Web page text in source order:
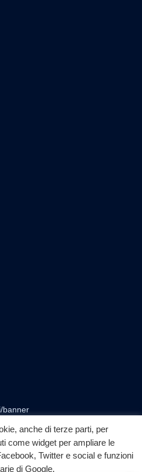
banner
◎ ▶
anche di terze parti, per
come widget per ampliare le
Twitter e social e funzioni
di Google.